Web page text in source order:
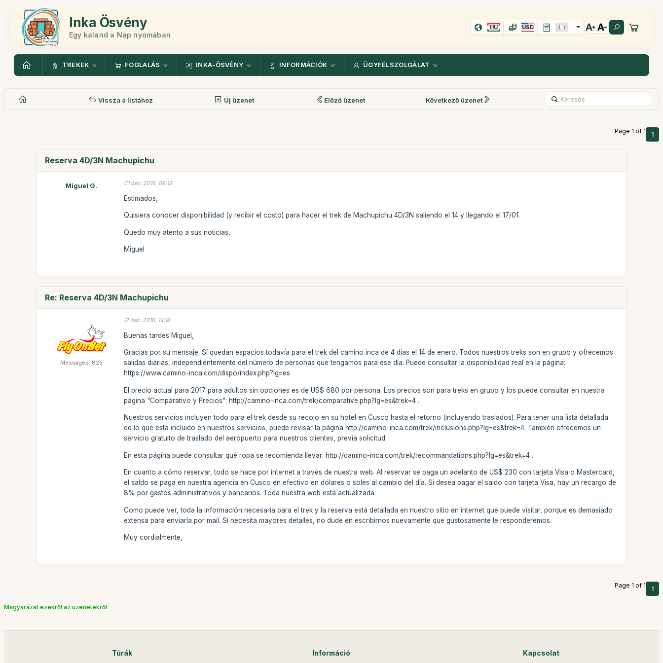
Inka Ösvény
Egy kaland a Nap nyomában
HU USD
TREKEK FOGLALÁS INKA-ÖSVÉNY INFORMÁCIÓK ÜGYFÉLSZOLGÁLAT
Vissza a listához Új üzenet Előző üzenet Következő üzenet
Page 1 of 1 1
Reserva 4D/3N Machupichu
Miguel G. 01 dec. 2016, 08:19
Estimados,
Quisiera conocer disponibilidad (y recibir el costo) para hacer el trek de Machupichu 4D/3N saliendo el 14 y llegando el 17/01.
Quedo muy atento a sus noticias,
Miguel
Re: Reserva 4D/3N Machupichu
Messages: 825
17 dec. 2016, 14:18
Buenas tardes Miguel,
Gracias por su mensaje. Sí quedan espacios todavía para el trek del camino inca de 4 días el 14 de enero. Todos nuestros treks son en grupo y ofrecemos
salidas diarias, independientemente del número de personas que tengamos para ese día. Puede consultar la disponibilidad real en la página:
https://www.camino-inca.com/dispo/index.php?lg=es
El precio actual para 2017 para adultos sin opciones es de US$ 680 por persona. Los precios son para treks en grupo y los puede consultar en nuestra
página "Comparativo y Precios": http://camino-inca.com/trek/comparative.php?lg=es&trek=4 .
Nuestros servicios incluyen todo para el trek desde su recojo en su hotel en Cusco hasta el retorno (incluyendo traslados). Para tener una lista detallada
de lo que está incluido en nuestros servicios, puede revisar la página http://camino-inca.com/trek/inclusions.php?lg=es&trek=4. También ofrecemos un
servicio gratuito de traslado del aeropuerto para nuestros clientes, previa solicitud.
En esta página puede consultar qué ropa se recomienda llevar: http://camino-inca.com/trek/recommandations.php?lg=es&trek=4 .
En cuanto a cómo reservar, todo se hace por internet a través de nuestra web. Al reservar se paga un adelanto de US$ 230 con tarjeta Visa o Mastercard,
el saldo se paga en nuestra agencia en Cusco en efectivo en dólares o soles al cambio del día. Si desea pagar el saldo con tarjeta Visa, hay un recargo de
8% por gastos administrativos y bancarios. Toda nuestra web está actualizada.
Como puede ver, toda la información necesaria para el trek y la reserva está detallada en nuestro sitio en internet que puede visitar, porque es demasiado
extensa para enviarla por mail. Si necesita mayores detalles, no dude en escribirnos nuevamente que gustosamente le responderemos.
Muy cordialmente,
Page 1 of 1 1
Magyarázat ezekről az üzenetekről
Túrák Információ Kapcsolat